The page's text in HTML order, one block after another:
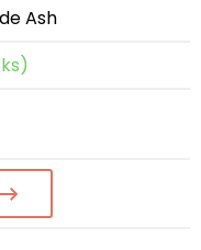
Ash